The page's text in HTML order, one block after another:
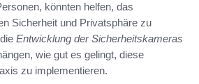
könnten helfen, das
Sicherheit und Privatsphäre zu
Entwicklung der Sicherheitskameras
wie gut es gelingt, diese
zu implementieren.